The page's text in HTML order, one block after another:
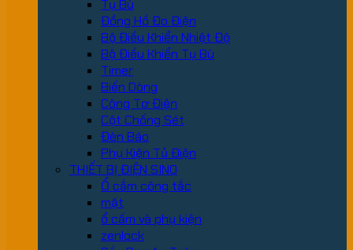
Tụ Bù
Đồng Hồ Đo Điện
Bộ Điều Khiển Nhiệt Độ
Bộ Điều Khiển Tụ Bù
Timer
Biến Dòng
Công Tơ Điện
Cột Chống Sét
Đèn Báo
Phụ Kiện Tủ Điện
THIẾT BỊ ĐIỆN SINO
Ổ cắm công tắc
mặt
ổ cấm và phụ kiện
zenlock